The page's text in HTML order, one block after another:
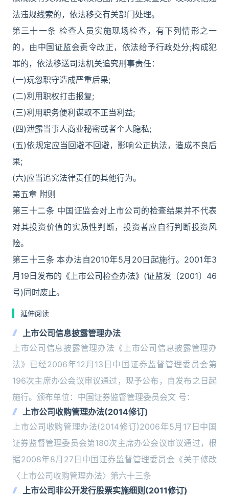
法违规线索的，依法移交有关部门处理。
第三十一条 检查人员实施现场检查，有下列情形之一
的，由中国证监会责令改正，依法给予行政处分;构成犯
罪的，依法移送司法机关追究刑事责任：
(一)玩忽职守造成严重后果;
(二)利用职权打击报复;
(三)利用职务便利谋取不正当利益;
(四)泄露当事人商业秘密或者个人隐私;
(五)依规定应当回避不回避，影响公正执法，造成不良后
果;
(六)应当追究法律责任的其他行为。
第五章 附则
第三十二条 中国证监会对上市公司的检查结果并不代表
对其投资价值的实质性判断，投资者应自行判断投资风
险。
第三十三条 本办法自2010年5月20日起施行。2001年3
月19日发布的《上市公司检查办法》(证监发〔2001〕46
号)同时废止。
延伸阅读
上市公司信息披露管理办法
上市公司信息披露管理办法《上市公司信息披露管理办
法》已经2006年12月13日中国证券监督管理委员会第
196次主席办公会议审议通过，现予公布，自发布之日起
施行。颁布单位：中国证券监督管理委员会文 号：
上市公司收购管理办法(2014修订)
上市公司收购管理办法(2014修订)2006年5月17日中国
证券监督管理委员会第180次主席办公会议审议通过，根
据2008年8月27日中国证券监督管理委员会《关于修改
〈上市公司收购管理办法〉第六十三条
上市公司非公开发行股票实施细则(2011修订)